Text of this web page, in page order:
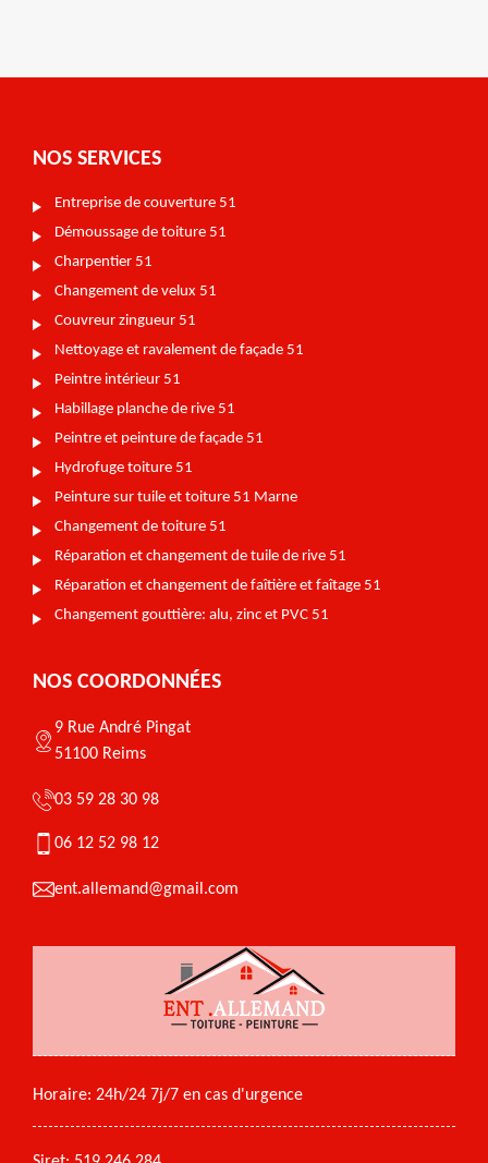
NOS SERVICES
Entreprise de couverture 51
Démoussage de toiture 51
Charpentier 51
Changement de velux 51
Couvreur zingueur 51
Nettoyage et ravalement de façade 51
Peintre intérieur 51
Habillage planche de rive 51
Peintre et peinture de façade 51
Hydrofuge toiture 51
Peinture sur tuile et toiture 51 Marne
Changement de toiture 51
Réparation et changement de tuile de rive 51
Réparation et changement de faîtière et faîtage 51
Changement gouttière: alu, zinc et PVC 51
NOS COORDONNÉES
9 Rue André Pingat
51100 Reims
03 59 28 30 98
06 12 52 98 12
ent.allemand@gmail.com
Horaire: 24h/24 7j/7 en cas d'urgence